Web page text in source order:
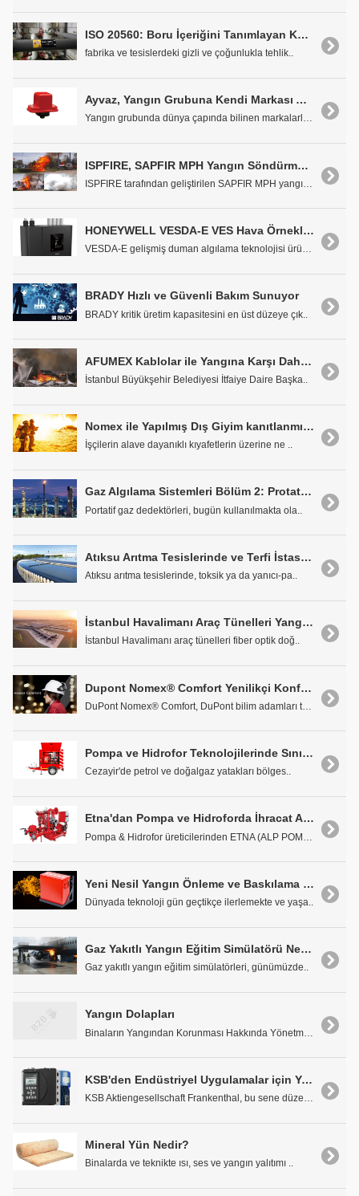
ISO 20560: Boru İçeriğini Tanımlayan Küresel Bir Standart
fabrika ve tesislerdeki gizli ve çoğunlukla tehlik..
Ayvaz, Yangın Grubuna Kendi Markası Altında Dört Yeni Ürün Daha Ekledi
Yangın grubunda dünya çapında bilinen markalarla y..
ISPFIRE, SAPFIR MPH Yangın Söndürme Sistemleri
HONEYWELL VESDA-E VES Hava Örneklemeli Duman Dedektörleri
VESDA-E gelişmiş duman algılama teknolojisi ürün s..
BRADY Hızlı ve Güvenli Bakım Sunuyor
BRADY kritik üretim kapasitesini en üst düzeye çık..
AFUMEX Kablolar ile Yangına Karşı Daha Güvenli Çözümler
İstanbul Büyükşehir Belediyesi İtfaiye Daire Başka..
Nomex ile Yapılmış Dış Giyim kanıtlanmış Koruma Sağlar
İşçilerin alave dayanıklı kıyafetlerin üzerine ne ..
Gaz Algılama Sistemleri Bölüm 2: Protatif Gaz Dedektörleri
Portatif gaz dedektörleri, bugün kullanılmakta ola..
Atıksu Arıtma Tesislerinde ve Terfi İstasyonlarında Gaz Algılama Sistemleri
Atıksu arıtma tesislerinde, toksik ya da yanıcı-pa..
İstanbul Havalimanı Araç Tünelleri Yangın Algılama ve İhbar Sistemi
İstanbul Havalimanı araç tünelleri fiber optik doğ..
Dupont Nomex® Comfort Yenilikçi Konfor, Kanıtlanmış Koruma
Pompa ve Hidrofor Teknolojilerinde Sınırları Aşan Tecrübe: Etna
Cezayir'de petrol ve doğalgaz yatakları bölges..
Etna'dan Pompa ve Hidroforda İhracat Atağı
Yeni Nesil Yangın Önleme ve Baskılama Sistemi; AEROSOL
Dünyada teknoloji gün geçtikçe ilerlemekte ve yaşa..
Gaz Yakıtlı Yangın Eğitim Simülatörü Nedir
Gaz yakıtlı yangın eğitim simülatörleri, günümüzde..
Yangın Dolapları
KSB'den Endüstriyel Uygulamalar için Yeni Pompa Sürücüsü
KSB Aktiengesellschaft Frankenthal, bu sene düzenl..
Mineral Yün Nedir?
Binalarda ve teknikte ısı, ses ve yangın yalıtımı ..